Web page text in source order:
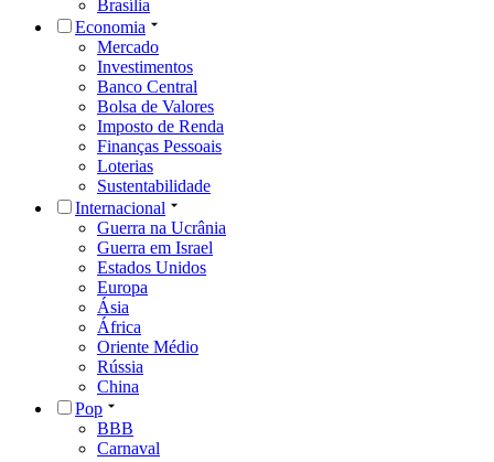
Brasília
Economia
Mercado
Investimentos
Banco Central
Bolsa de Valores
Imposto de Renda
Finanças Pessoais
Loterias
Sustentabilidade
Internacional
Guerra na Ucrânia
Guerra em Israel
Estados Unidos
Europa
Ásia
África
Oriente Médio
Rússia
China
Pop
BBB
Carnaval